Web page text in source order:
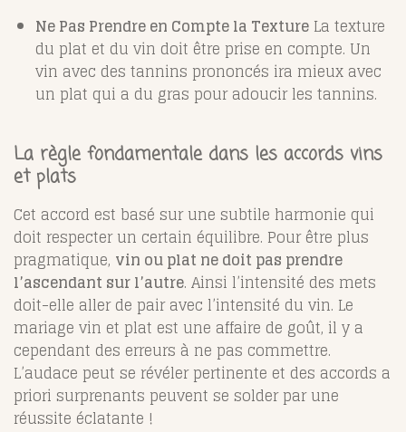
Ne Pas Prendre en Compte la Texture La texture
du plat et du vin doit être prise en compte. Un
vin avec des tannins prononcés ira mieux avec
un plat qui a du gras pour adoucir les tannins.
La règle fondamentale dans les accords vins
et plats
Cet accord est basé sur une subtile harmonie qui
doit respecter un certain équilibre. Pour être plus
pragmatique, vin ou plat ne doit pas prendre
l’ascendant sur l’autre. Ainsi l’intensité des mets
doit-elle aller de pair avec l’intensité du vin. Le
mariage vin et plat est une affaire de goût, il y a
cependant des erreurs à ne pas commettre.
L’audace peut se révéler pertinente et des accords a
priori surprenants peuvent se solder par une
réussite éclatante !